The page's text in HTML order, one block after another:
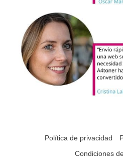
Política de privacidad
Condiciones